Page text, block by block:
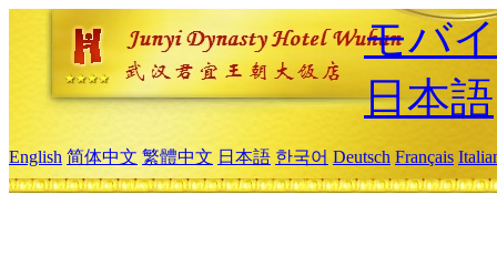
モバ
日本語
English 简体中文 繁體中文 日本語 한국어 Deutsch Français